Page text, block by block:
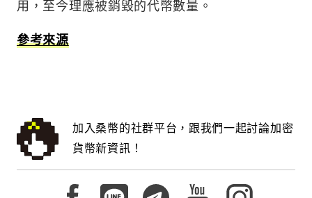
用，至今理應被銷毀的代幣數量。
參考來源
加入桑幣的社群平台，跟我們一起討論加密
貨幣新資訊！